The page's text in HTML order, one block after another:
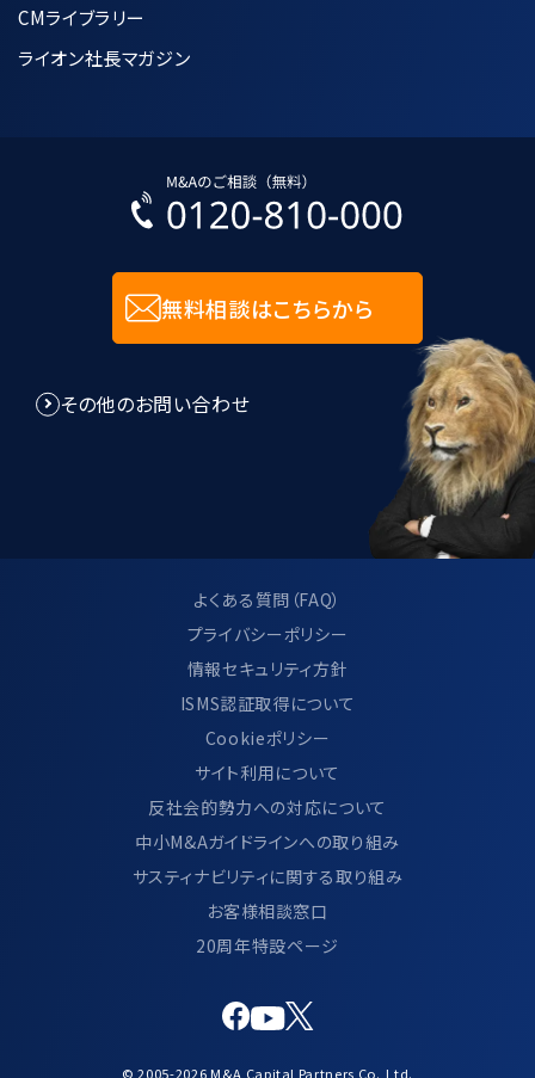
CMライブラリー
ライオン社長マガジン
無料相談はこちらから
その他のお問い合わせ
よくある質問（FAQ）
プライバシーポリシー
情報セキュリティ方針
ISMS認証取得について
Cookieポリシー
サイト利用について
反社会的勢力への対応について
中小M&Aガイドラインへの取り組み
サスティナビリティに関する取り組み
お客様相談窓口
20周年特設ページ
© 2005-2026 M&A Capital Partners Co.,Ltd.